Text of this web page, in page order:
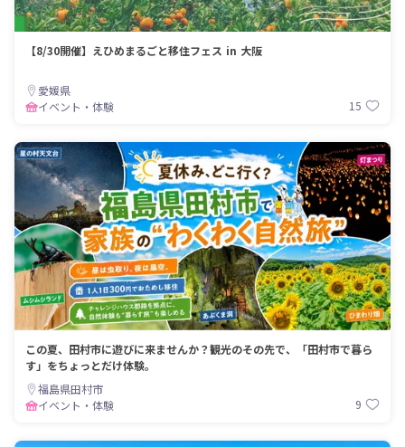
【8/30開催】えひめまるごと移住フェス in 大阪
愛媛県
イベント・体験
15
この夏、田村市に遊びに来ませんか？観光のその先で、「田村市で暮ら
す」をちょっとだけ体験。
福島県田村市
イベント・体験
9